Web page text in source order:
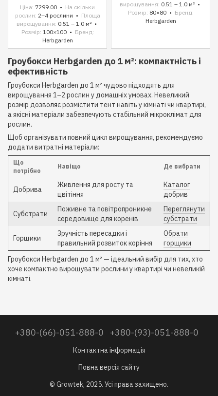
Ціна 7299.00
На скільки
рослин 2–4 рослини
Площа
вирощування 0.51 – 1.0 м²
Розмір 100×100
Бренд
Herbgarden
вирощування 0.51 – 1.0 м²
Розмір 80×80
Бренд
Herbgarden
Гроубокси Herbgarden до 1 м²: компактність і
ефективність
Гроубокси Herbgarden до 1 м² чудово підходять для
вирощування 1–2 рослин у домашніх умовах. Невеликий
розмір дозволяє розмістити тент навіть у кімнаті чи квартирі,
а якісні матеріали забезпечують стабільний мікроклімат для
рослин.
Щоб організувати повний цикл вирощування, рекомендуємо
додати витратні матеріали:
Що
потрібно
Навіщо Де вибрати
Добрива
Живлення для росту та
цвітіння
Каталог
добрив
Субстрати
Поживне та повітропроникне
середовище для коренів
Переглянути
субстрати
Горщики
Зручність пересадки і
правильний розвиток коріння
Обрати
горщики
Гроубокси Herbgarden до 1 м² — ідеальний вибір для тих, хто
хоче компактно вирощувати рослини у квартирі чи невеликій
кімнаті.
+380-(66)-051-888-0 +380-(93)-051-888-0
Контактна інформація
Повна версія сайту
© Growtek, 2025. Усі права захищено.